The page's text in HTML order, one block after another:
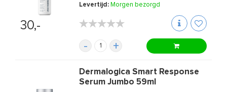
30,-
Levertijd: Morgen bezorgd
★★★★★
★★★★★
- +
Dermalogica Smart Response
Serum Jumbo 59ml